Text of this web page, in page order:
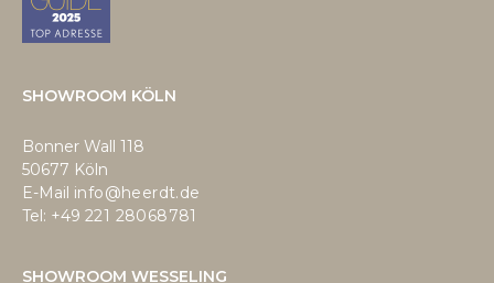
SHOWROOM KÖLN
Bonner Wall 118
50677 Köln
E-Mail info@heerdt.de
Tel: +49 221 28068781
SHOWROOM WESSELING